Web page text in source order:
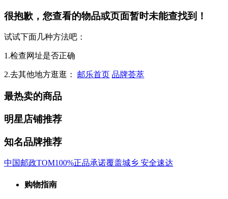
很抱歉，您查看的物品或页面暂时未能查找到！
试试下面几种方法吧：
1.检查网址是否正确
2.去其他地方逛逛： 邮乐首页 品牌荟萃
最热卖的商品
明星店铺推荐
知名品牌推荐
中国邮政TOM100%正品承诺覆盖城乡 安全速达
购物指南